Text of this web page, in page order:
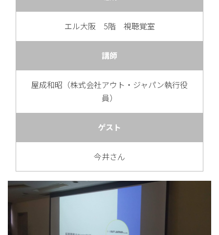
エル大阪 5階 視聴覚室
講師
屋成和昭（株式会社アウト・ジャパン執行役
員）
ゲスト
今井さん